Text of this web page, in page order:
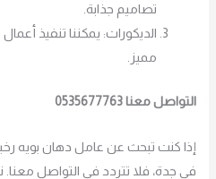
تصاميم جذابة.
الديكورات: يمكننا تنفيذ
مميز.
التواصل معنا 0535677763
إذا كنت تبحث عن عامل دهان بويه
في جدة، فلا تتردد في التواصل معنا.